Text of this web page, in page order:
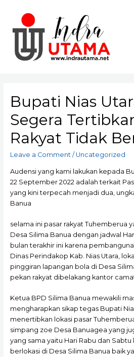
content
Bupati Nias
Segera
Rakyat Tidak
Leave a Comment / Uncategorized
Audensi yang kami lakukan kepada
22 September 2022 adalah terkait
yang kini terpecah menjadi dua,
Banua
selama ini pasar rakyat Tuhemberua
Desa Silima Banua dengan jadwal
bulan terakhir ini karena
Dinas Perindakop Kab. Nias Utara,
pinggiran lapangan bola di Desa
pekan rakyat dibelakang kantor
Ketua BPD Silima Banua mewakili
mengharapkan sikap tegas Bupati
menertibkan lokasi pasar
simpang zoe Desa Banuagea yang
yang sama yaitu Hari Rabu dan
berlokasi di Desa Silima Banua baik